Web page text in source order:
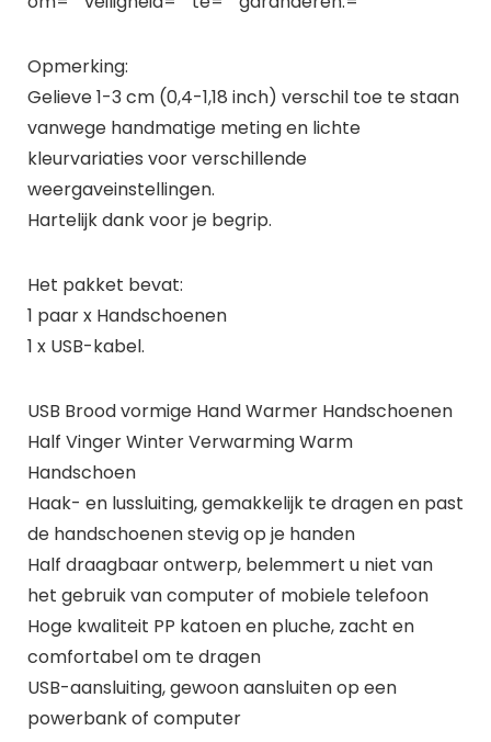
Opmerking:
Gelieve 1-3 cm (0,4-1,18 inch) verschil toe te staan
vanwege handmatige meting en lichte
kleurvariaties voor verschillende
weergaveinstellingen.
Hartelijk dank voor je begrip.
Het pakket bevat:
1 paar x Handschoenen
1 x USB-kabel.
USB Brood vormige Hand Warmer Handschoenen
Half Vinger Winter Verwarming Warm
Handschoen
Haak- en lussluiting, gemakkelijk te dragen en past
de handschoenen stevig op je handen
Half draagbaar ontwerp, belemmert u niet van
het gebruik van computer of mobiele telefoon
Hoge kwaliteit PP katoen en pluche, zacht en
comfortabel om te dragen
USB-aansluiting, gewoon aansluiten op een
powerbank of computer